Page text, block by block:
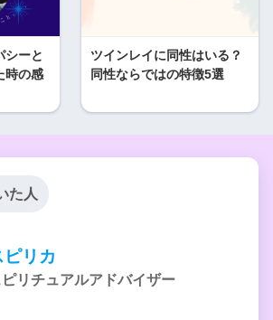
シーと
時の感
ツインレイに同性はいる？
同性ならではの特徴5選
た人
ピリカ
ピリチュアルアドバイザー